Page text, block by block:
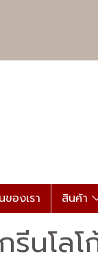
ของเรา สินค้า
นโลโ